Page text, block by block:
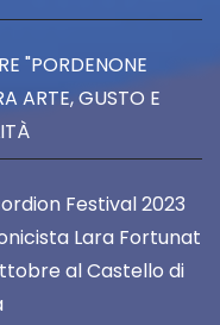
"PORDENONE
ARTE, GUSTO E
Festival 2023
Lara Fortunat
al Castello di